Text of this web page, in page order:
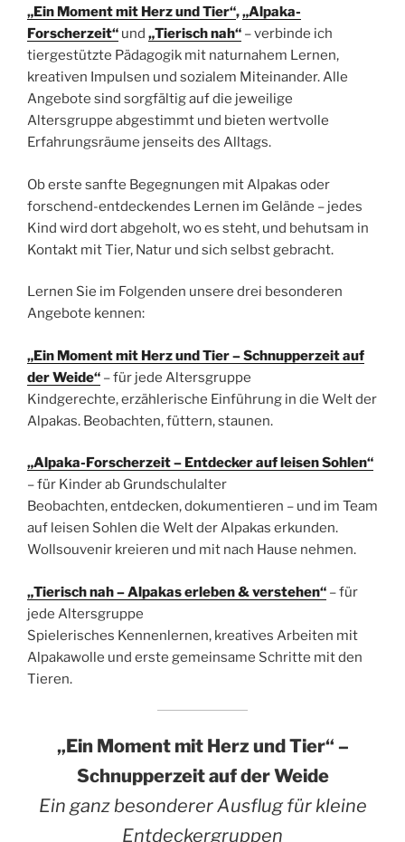
„Ein Moment mit Herz und Tier“,„Alpaka-
Forscherzeit“ und „Tierisch nah“ – verbinde ich
tiergestützte Pädagogik mit naturnahem Lernen,
kreativen Impulsen und sozialem Miteinander. Alle
Angebote sind sorgfältig auf die jeweilige
Altersgruppe abgestimmt und bieten wertvolle
Erfahrungsräume jenseits des Alltags.
Ob erste sanfte Begegnungen mit Alpakas oder
forschend-entdeckendes Lernen im Gelände – jedes
Kind wird dort abgeholt, wo es steht, und behutsam in
Kontakt mit Tier, Natur und sich selbst gebracht.
Lernen Sie im Folgenden unsere drei besonderen
Angebote kennen:
„Ein Moment mit Herz und Tier – Schnupperzeit auf
der Weide“ – für jede Altersgruppe
Kindgerechte, erzählerische Einführung in die Welt der
Alpakas. Beobachten, füttern, staunen.
„Alpaka-Forscherzeit – Entdecker auf leisen Sohlen“
– für Kinder ab Grundschulalter
Beobachten, entdecken, dokumentieren – und im Team
auf leisen Sohlen die Welt der Alpakas erkunden.
Wollsouvenir kreieren und mit nach Hause nehmen.
„Tierisch nah– Alpakas erleben & verstehen“ – für
jede Altersgruppe
Spielerisches Kennenlernen, kreatives Arbeiten mit
Alpakawolle und erste gemeinsame Schritte mit den
Tieren.
„Ein Moment mit Herz und Tier“ –
Schnupperzeit auf der Weide
Ein ganz besonderer Ausflug für kleine
Entdeckergruppen